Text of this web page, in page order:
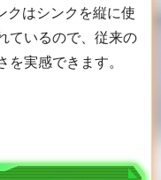
クはシンクを縦に使
ているので、従来の
実感できます。